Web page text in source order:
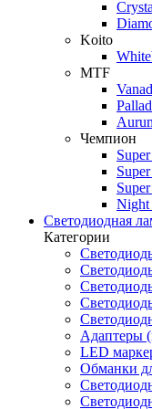
Koito
MTF
Чемпион
Night
Светодиодная
Категории
Адаптеры
LED
Обманки